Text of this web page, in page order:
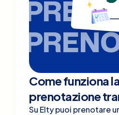
Come funziona
prenotazione
Su Elty puoi prenotare